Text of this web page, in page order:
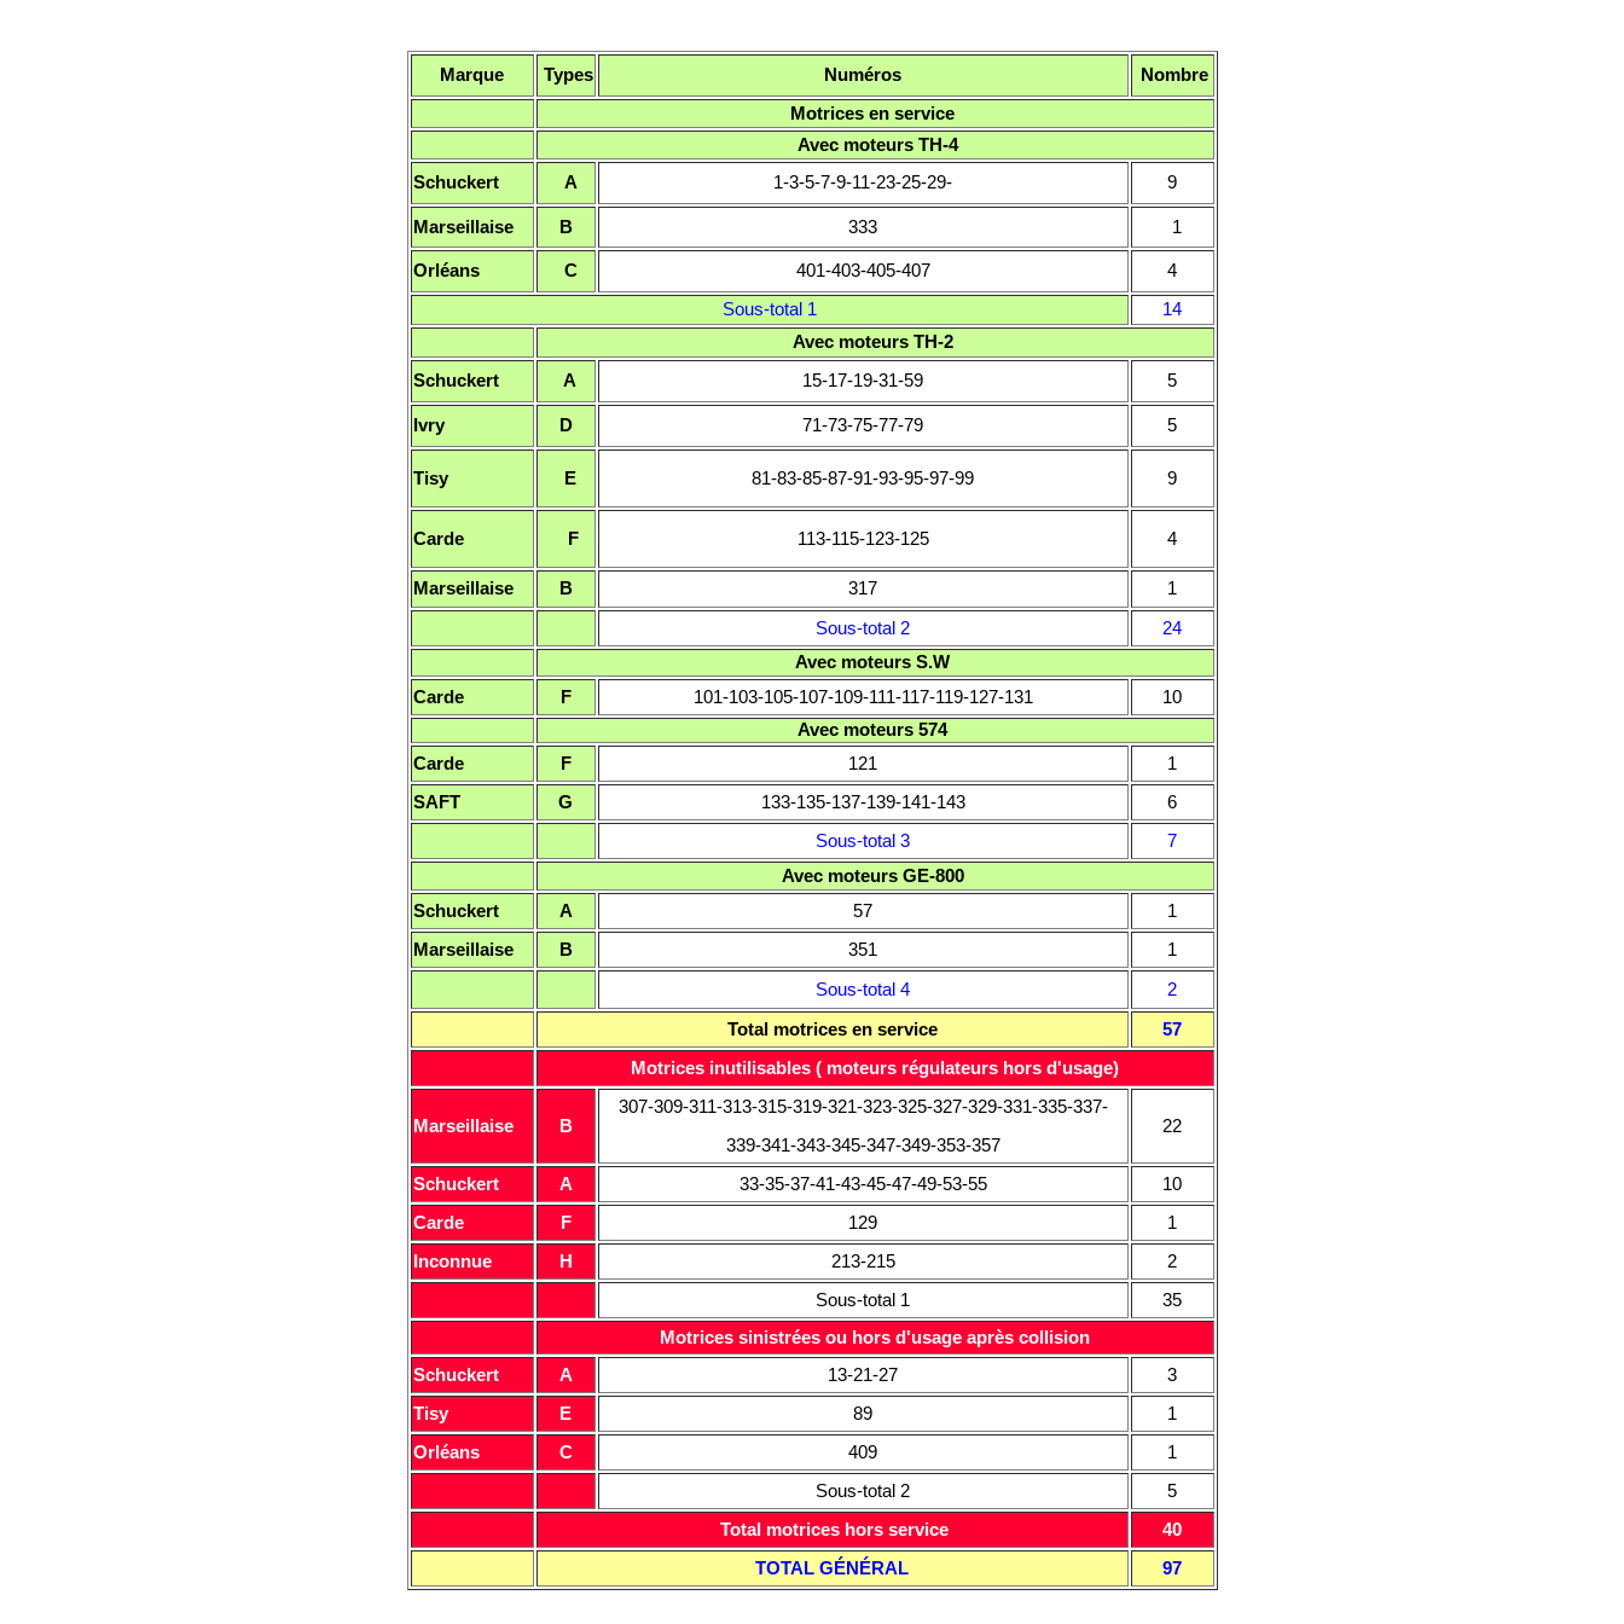
Marque Types Numéros
Nombre
Motrices en service
Avec moteurs TH-4
Schuckert
A 1-3-5-7-9-11-23-25-29- 9
Marseillaise B 333 1
Orléans C 401-403-405-407
4
Sous-total 1
14
Avec moteurs TH-2
Schuckert
A 15-17-19-31-59 5
Ivry D 71-73-75-77-79 5
Tisy E 81-83-85-87-91-93-95-97-99 9
Carde F 113-115-123-125 4
Marseillaise B 317 1
Sous-total 2
24
Avec moteurs S.W
Carde
F 101-103-105-107-109-111-117-119-127-131
10
Avec moteurs 574
Carde
F 121
1
SAFT
G 133-135-137-139-141-143
6
Sous-total 3
7
Avec moteurs GE-800
Schuckert
A 57
1
Marseillaise
B 351 1
Sous-total 4 2
Total motrices en service
57
Motrices inutilisables ( moteurs régulateurs hors d'usage)
Marseillaise B
307-309-311-313-315-319-321-323-325-327-329-331-335-337-
339-341-343-345-347-349-353-357
22
Schuckert A 33-35-37-41-43-45-47-49-53-55
10
Carde
F 129
1
Inconnue
H 213-215
2
Sous-total 1
35
Motrices sinistrées ou hors d'usage après collision
Schuckert
A 13-21-27
3
Tisy
E 89
1
Orléans
C 409
1
Sous-total 2
5
Total motrices hors service
40
TOTAL GÉNÉRAL
97